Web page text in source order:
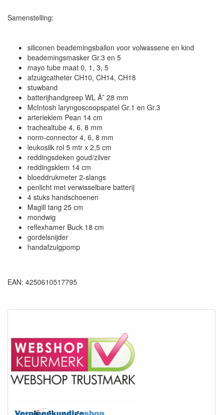
Samenstelling:
siliconen beademingsballon voor volwassene en kind
beademingsmasker Gr.3 en 5
mayo tube maat 0, 1, 3, 5
afzuigcatheter CH10, CH14, CH18
stuwband
batterijhandgreep WL Ã˜ 28 mm
McIntosh laryngoscoopspatel Gr.1 en Gr.3
arterieklem Pean 14 cm
trachealtube 4, 6, 8 mm
norm-connector 4, 6, 8 mm
leukosilk rol 5 mtr x 2,5 cm
reddingsdeken goud/zilver
reddingsklem 14 cm
bloeddrukmeter 2-slangs
penlicht met verwisselbare batterij
4 stuks handschoenen
Magill tang 25 cm
mondwig
reflexhamer Buck 18 cm
gordelsnijder
handafzuigpomp
EAN: 4250610517795